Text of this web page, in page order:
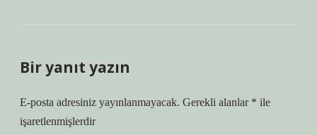
Bir yanıt yazın
E-posta adresiniz yayınlanmayacak. Gerekli alanlar * ile
işaretlenmişlerdir